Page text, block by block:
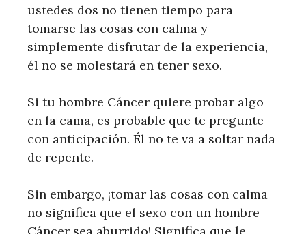
ustedes dos no tienen tiempo para
tomarse las cosas con calma y
simplemente disfrutar de la experiencia,
él no se molestará en tener sexo.
Si tu hombre Cáncer quiere probar algo
en la cama, es probable que te pregunte
con anticipación. Él no te va a soltar nada
de repente.
Sin embargo, ¡tomar las cosas con calma
no significa que el sexo con un hombre